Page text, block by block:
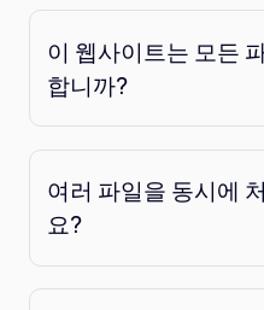
이 웹사이트는 모든
합니까?
여러 파일을 동시에
요?